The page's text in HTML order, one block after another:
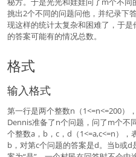
挑出2个不同的问题问他，并纪录下
现这样的统计太复杂和困难了，于
的答案可能有的情况总数。
格式
输入格式
第一行是两个整数n（1<=n<=200）
Dennis准备了n个问题，问了m个不
个整数a，b，c，d（1<=a,c<=n）
b，对第c个问题的答案是d。当b或d